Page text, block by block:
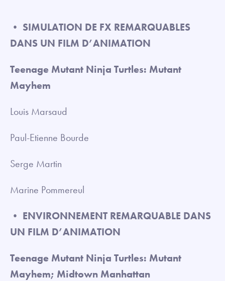
• SIMULATION DE FX REMARQUABLES
DANS UN FILM D’ANIMATION
Teenage Mutant Ninja Turtles: Mutant
Mayhem
Louis Marsaud
Paul-Etienne Bourde
Serge Martin
Marine Pommereul
• ENVIRONNEMENT REMARQUABLE DANS
UN FILM D’ANIMATION
Teenage Mutant Ninja Turtles: Mutant
Mayhem; Midtown Manhattan